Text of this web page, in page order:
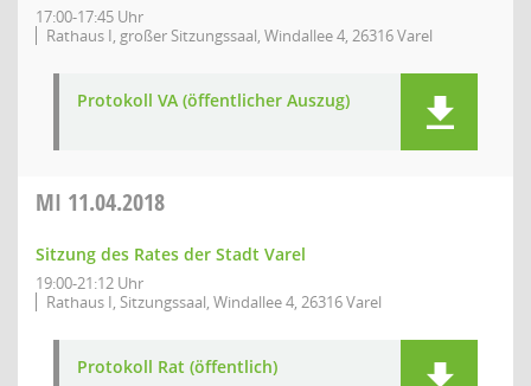
17:00-17:45 Uhr
Rathaus I, großer Sitzungssaal, Windallee 4, 26316 Varel
Protokoll VA (öffentlicher Auszug)
MI 11.04.2018
Sitzung des Rates der Stadt Varel
19:00-21:12 Uhr
Rathaus I, Sitzungssaal, Windallee 4, 26316 Varel
Protokoll Rat (öffentlich)